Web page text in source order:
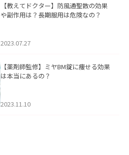
【教えてドクター】防風通聖散の効果
や副作用は？長期服用は危険なの？
2023.07.27
【薬剤師監修】ミヤBM錠に痩せる効果
は本当にあるの？
2023.11.10